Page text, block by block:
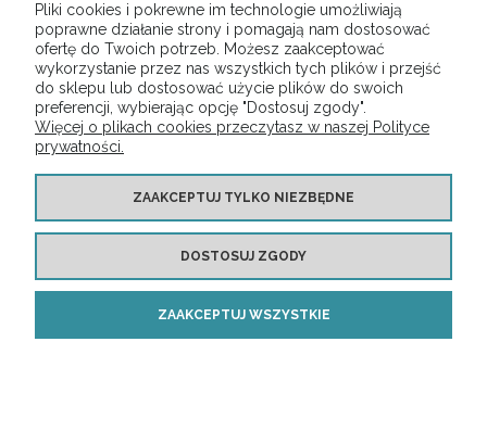
DO KOSZYKA
Pliki cookies i pokrewne im technologie umożliwiają
poprawne działanie strony i pomagają nam dostosować
ofertę do Twoich potrzeb. Możesz zaakceptować
wykorzystanie przez nas wszystkich tych plików i przejść
do sklepu lub dostosować użycie plików do swoich
preferencji, wybierając opcję "Dostosuj zgody".
Więcej o plikach cookies przeczytasz w naszej Polityce
prywatności.
ZAAKCEPTUJ TYLKO NIEZBĘDNE
DOSTOSUJ ZGODY
ZAAKCEPTUJ WSZYSTKIE